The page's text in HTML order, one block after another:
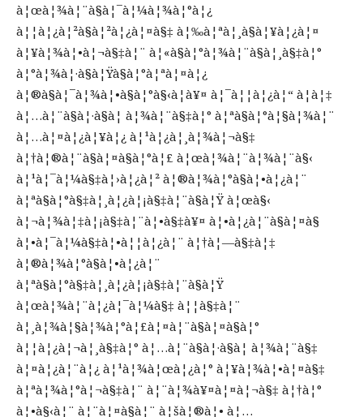
à¦œà¦¾à¦¨à§à¦¯à¦¼à¦¾à¦°à¦¿
à¦¦à¦¿à¦²à§à¦²à¦¿à¦¤à§‡ à¦‰à¦ªà¦¸à§à¦¥à¦¿à¦¤
à¦¥à¦¾à¦•à¦¬à§‡à¦¨ à¦«à§à¦°à¦¾à¦¨à§à¦¸à§‡à¦°
à¦°à¦¾à¦·à§à¦Ÿà§à¦°à¦ªà¦¤à¦¿
à¦®à§à¦¯à¦¾à¦•à§à¦°à§‹à¦à¥¤ à¦¯à¦¦à¦¿à¦“ à¦à¦‡
à¦…à¦¨à§à¦·à§à¦ à¦¾à¦¨à§‡à¦° à¦ªà§à¦°à¦§à¦¾à¦¨
à¦…à¦¤à¦¿à¦¥à¦¿ à¦¹à¦¿à¦¸à¦¾à¦¬à§‡
à¦†à¦®à¦¨à§à¦¤à§à¦°à¦£ à¦œà¦¾à¦¨à¦¾à¦¨à§‹
à¦¹à¦¯à¦¼à§‡à¦›à¦¿à¦² à¦®à¦¾à¦°à§à¦•à¦¿à¦¨
à¦ªà§à¦°à§‡à¦¸à¦¿à¦¡à§‡à¦¨à§à¦Ÿ à¦œà§‹
à¦¬à¦¾à¦‡à¦¡à§‡à¦¨à¦•à§‡à¥¤ à¦•à¦¿à¦¨à§à¦¤à§
à¦•à¦¯à¦¼à§‡à¦•à¦¦à¦¿à¦¨ à¦†à¦—à§‡à¦‡
à¦®à¦¾à¦°à§à¦•à¦¿à¦¨
à¦ªà§à¦°à§‡à¦¸à¦¿à¦¡à§‡à¦¨à§à¦Ÿ
à¦œà¦¾à¦¨à¦¿à¦¯à¦¼à§‡ à¦¦à§‡à¦¨
à¦¸à¦¾à¦§à¦¾à¦°à¦£à¦¤à¦¨à§à¦¤à§à¦°
à¦¦à¦¿à¦¬à¦¸à§‡à¦° à¦…à¦¨à§à¦·à§à¦ à¦¾à¦¨à§‡
à¦¤à¦¿à¦¨à¦¿ à¦¹à¦¾à¦œà¦¿à¦° à¦¥à¦¾à¦•à¦¤à§‡
à¦ªà¦¾à¦°à¦¬à§‡à¦¨ à¦¨à¦¾à¥¤à¦¤à¦¬à§‡ à¦†à¦°
à¦•à§‹à¦¨ à¦¨à¦¤à§à¦¨ à¦šà¦®à¦• à¦…